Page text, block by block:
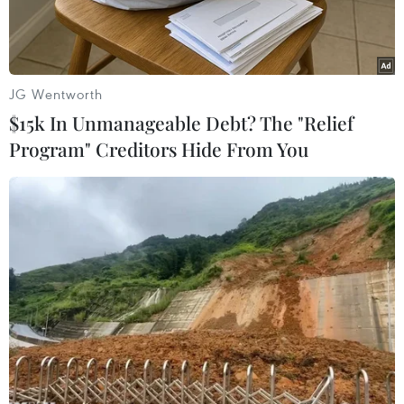
Toàn cảnh khu bảo tồn thiên nhiên Bình Châu - Phước Bửu.
(Ảnh: Huỳnh Sơn/TTXVN)
Quyết định điều chỉnh, bổ sung phương án
quản lý rừng bền vững tại Khu Bảo tồn thiên
nhiên Bình Châu-Phước Bửu giai đoạn 2020-
2030 vừa được Ủy ban Nhân dân Thành phố Hồ
Chí Minh ban hành đánh dấu bước điều chỉnh
JG Wentworth
$15k In Unmanageable Debt? The "Relief
Program" Creditors Hide From You